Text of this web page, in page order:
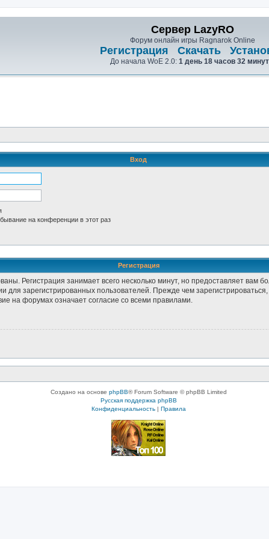
Сервер LazyRO
Форум онлайн игры Ragnarok Online
Регистрация Скачать
До начала WoE 2.0: 1 день 18 часов 32
Вход
на конференции в этот раз
Регистрация
Регистрация занимает всего несколько минут, но предоставляет вам
для зарегистрированных пользователей. Прежде чем
на форумах означает согласие со всеми правилами.
Создано на основе phpBB® Forum Software © phpBB Limited
Русская поддержка phpBB
Конфиденциальность| Правила